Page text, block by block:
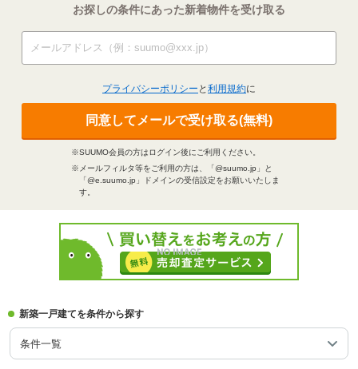
お探しの条件にあった新着物件を受け取る
プライバシーポリシー と 利用規約に
同意してメールで受け取る(無料)
※SUUMO会員の方はログイン後にご利用ください。
※メールフィルタ等をご利用の方は、「@suumo.jp」と
「@e.suumo.jp」ドメインの受信設定をお願いいたしま
す。
新築一戸建てを条件から探す
条件一覧